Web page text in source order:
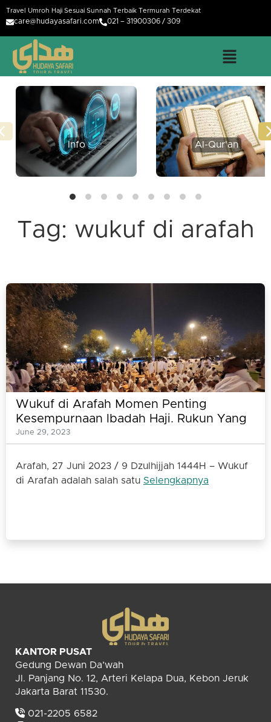
Travel Umroh Haji Sesuai Sunnah Terbaik Termurah Terdekat
care@hudayasafari.com 021 – 31900306 / 309
Info Al-Qur'an
Tag: wukuf di arafah
Wukuf di Arafah Momen Penting
Kesempurnaan Ibadah Haji. Rukun Yang
Tidak Boleh Ditinggalkan Jamaah Haji
June 29, 2023
Arafah, 27 Juni 2023 / 9 Dzulhijjah 1444H – Wukuf
di Arafah adalah salah satu Selengkapnya
KANTOR PUSAT
Gedung Dewan Da’wah
Jl. Panjang No. 12, Arteri Kelapa Dua, Kebon Jeruk
Jakarta Barat 11530.
021-2205 6582